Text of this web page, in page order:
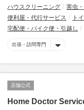
ハウスクリーニング
害虫
便利屋・代行サービス
ト
宅配便・バイク便・引越し
出張・訪問専門
店舗公式
Home Doctor